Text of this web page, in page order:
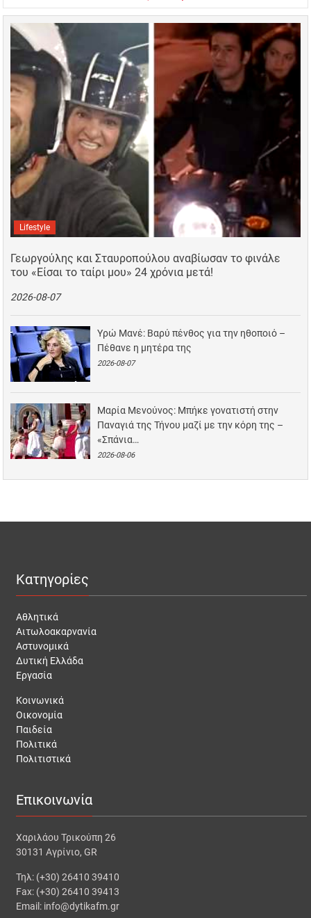
Lifestyle
Γεωργούλης και Σταυροπούλου αναβίωσαν το φινάλε
του «Είσαι το ταίρι μου» 24 χρόνια μετά!
2026-08-07
Υρώ Μανέ: Βαρύ πένθος για την ηθοποιό –
Πέθανε η μητέρα της
2026-08-07
Μαρία Μενούνος: Μπήκε γονατιστή στην
Παναγιά της Τήνου μαζί με την κόρη της –
«Σπάνια…
2026-08-06
Κατηγορίες
Αθλητικά
Αιτωλοακαρνανία
Αστυνομικά
Δυτική Ελλάδα
Εργασία
Κοινωνικά
Οικονομία
Παιδεία
Πολιτικά
Πολιτιστικά
Επικοινωνία
Χαριλάου Τρικούπη 26
30131 Αγρίνιο, GR
Τηλ: (+30) 26410 39410
Fax: (+30) 26410 39413
Email: info@dytikafm.gr